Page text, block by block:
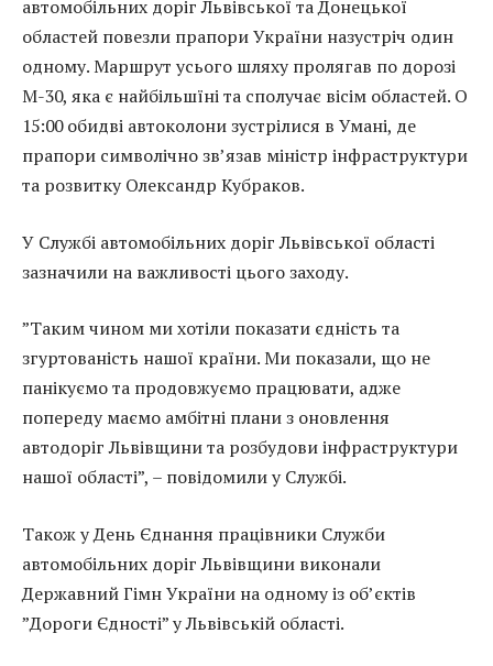
автомобільних доріг Львівської та Донецької
областей повезли прапори України назустріч один
одному. Маршрут усього шляху пролягав по дорозі
М-30, яка є найбільшїні та сполучає вісім областей. О
15:00 обидві автоколони зустрілися в Умані, де
прапори символічно зв’язав міністр інфраструктури
та розвитку Олександр Кубраков.
У Службі автомобільних доріг Львівської області
зазначили на важливості цього заходу.
”Таким чином ми хотіли показати єдність та
згуртованість нашої країни. Ми показали, що не
панікуємо та продовжуємо працювати, адже
попереду маємо амбітні плани з оновлення
автодоріг Львівщини та розбудови інфраструктури
нашої області”, – повідомили у Службі.
Також у День Єднання працівники Служби
автомобільних доріг Львівщини виконали
Державний Гімн України на одному із об’єктів
”Дороги Єдності” у Львівській області.